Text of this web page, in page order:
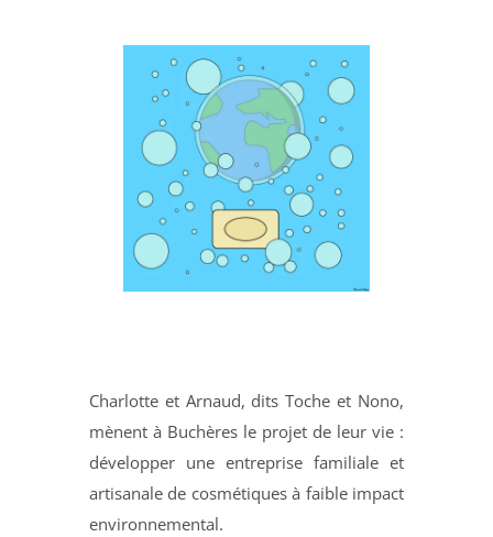
Charlotte et Arnaud, dits Toche et Nono,
mènent à Buchères le projet de leur vie :
développer une entreprise familiale et
artisanale de cosmétiques à faible impact
environnemental.